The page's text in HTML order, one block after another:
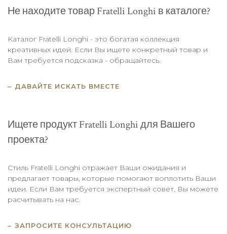
Не находите товар Fratelli Longhi в каталоге?
Каталог Fratelli Longhi - это богатая коллекция
креативных идей. Если Вы ищете конкретный товар и
Вам требуется подсказка - обращайтесь.
ДАВАЙТЕ ИСКАТЬ ВМЕСТЕ
Ищете продукт Fratelli Longhi для Вашего
проекта?
Стиль Fratelli Longhi отражает Ваши ожидания и
предлагает товары, которые помогают воплотить Ваши
идеи. Если Вам требуется экспертный совет, Вы можете
расчитывать на нас.
ЗАПРОСИТЕ КОНСУЛЬТАЦИЮ